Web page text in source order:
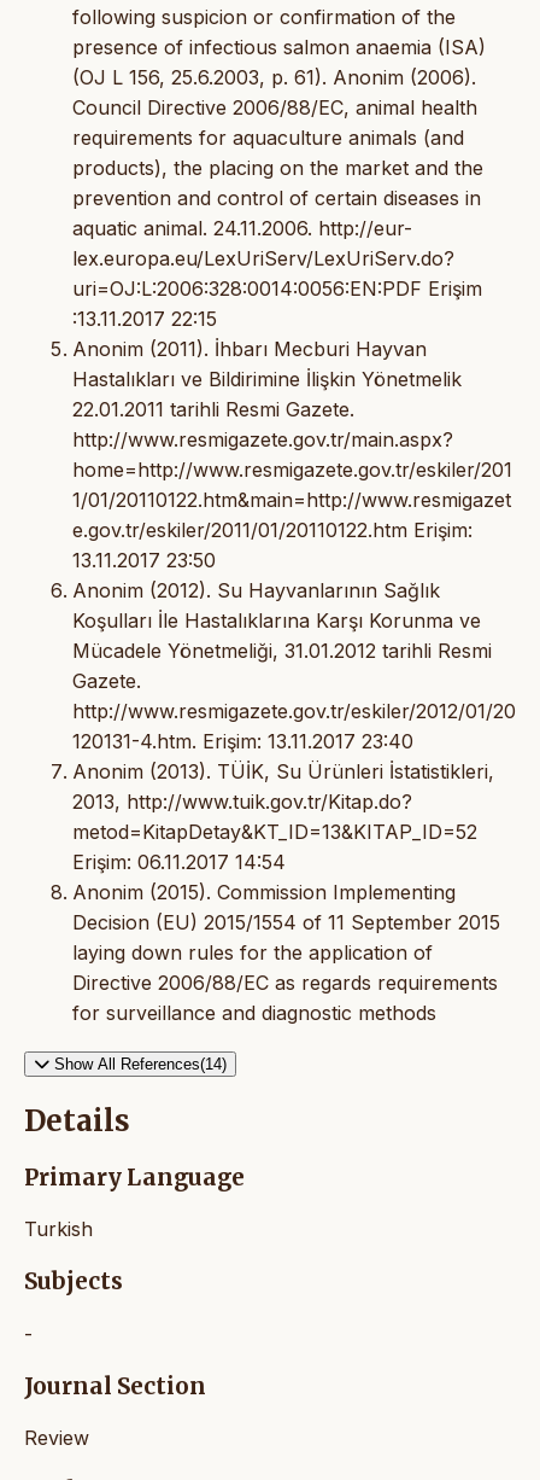
following suspicion or confirmation of the
presence of infectious salmon anaemia (ISA)
(OJ L 156, 25.6.2003, p. 61). Anonim (2006).
Council Directive 2006/88/EC, animal health
requirements for aquaculture animals (and
products), the placing on the market and the
prevention and control of certain diseases in
aquatic animal. 24.11.2006. http://eur-
lex.europa.eu/LexUriServ/LexUriServ.do?
uri=OJ:L:2006:328:0014:0056:EN:PDF Erişim
:13.11.2017 22:15
Anonim (2011). İhbarı Mecburi Hayvan
Hastalıkları ve Bildirimine İlişkin Yönetmelik
22.01.2011 tarihli Resmi Gazete.
http://www.resmigazete.gov.tr/main.aspx?
home=http://www.resmigazete.gov.tr/eskiler/201
1/01/20110122.htm&main=http://www.resmigazet
e.gov.tr/eskiler/2011/01/20110122.htm Erişim:
13.11.2017 23:50
Anonim (2012). Su Hayvanlarının Sağlık
Koşulları İle Hastalıklarına Karşı Korunma ve
Mücadele Yönetmeliği, 31.01.2012 tarihli Resmi
Gazete.
http://www.resmigazete.gov.tr/eskiler/2012/01/20
120131-4.htm. Erişim: 13.11.2017 23:40
Anonim (2013). TÜİK, Su Ürünleri İstatistikleri,
2013, http://www.tuik.gov.tr/Kitap.do?
metod=KitapDetay&KT_ID=13&KITAP_ID=52
Erişim: 06.11.2017 14:54
Anonim (2015). Commission Implementing
Decision (EU) 2015/1554 of 11 September 2015
laying down rules for the application of
Directive 2006/88/EC as regards requirements
for surveillance and diagnostic methods
Show All References(14)
Details
Primary Language
Turkish
Subjects
-
Journal Section
Review